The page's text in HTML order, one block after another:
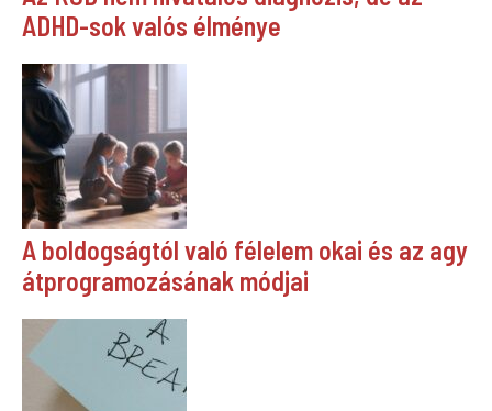
ADHD-sok valós élménye
A boldogságtól való félelem okai és az agy
átprogramozásának módjai